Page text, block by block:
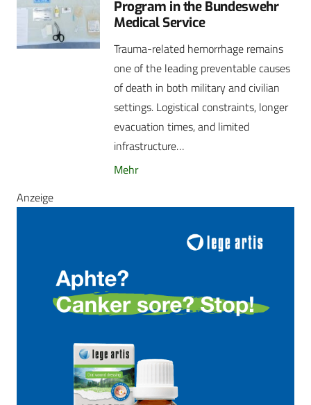
Program in the Bundeswehr
Medical Service
Trauma-related hemorrhage remains
one of the leading preventable causes
of death in both military and civilian
settings. Logistical constraints, longer
evacuation times, and limited
infrastructure…
Mehr
Anzeige